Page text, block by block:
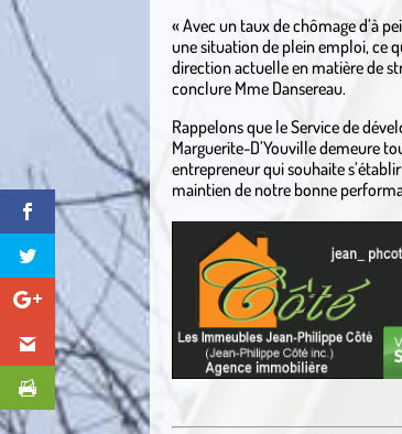
« Avec un taux de chômage d’à
une situation de plein emploi, ce
direction actuelle en matière de
conclure Mme Dansereau.
Rappelons que le Service de
Marguerite-D’Youville demeure
entrepreneur qui souhaite
maintien de notre bonne